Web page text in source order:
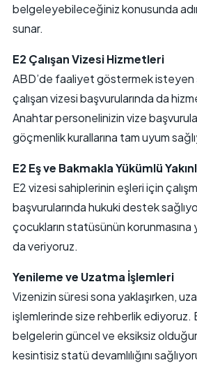
belgeleyebileceğiniz konusunda
sunar.
E2 Çalışan Vizesi Hizmetleri
ABD’de faaliyet göstermek isteyen
çalışan vizesi başvurularında da
Anahtar personelinizin vize
göçmenlik kurallarına tam uyum
E2 Eş ve Bakmakla Yükümlü
E2 vizesi sahiplerinin eşleri için
başvurularında hukuki destek
çocukların statüsünün korunmasına
da veriyoruz.
Yenileme ve Uzatma İşlemleri
Vizenizin süresi sona yaklaşırken,
işlemlerinde size rehberlik
belgelerin güncel ve eksiksiz
kesintisiz statü devamlılığını